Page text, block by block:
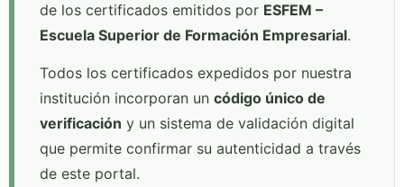
de los certificados emitidos por ESFEM –
Escuela Superior de Formación Empresarial.
Todos los certificados expedidos por nuestra
institución incorporan un código único de
verificación y un sistema de validación digital
que permite confirmar su autenticidad a través
de este portal.